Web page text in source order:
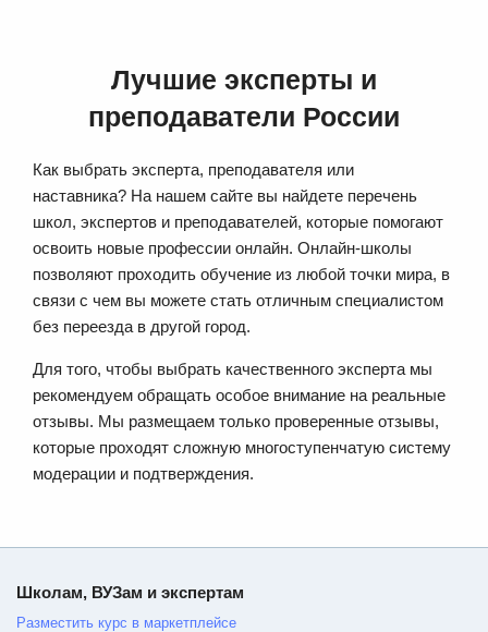
Лучшие эксперты и
преподаватели России
Как выбрать эксперта, преподавателя или
наставника? На нашем сайте вы найдете перечень
школ, экспертов и преподавателей, которые помогают
освоить новые профессии онлайн. Онлайн-школы
позволяют проходить обучение из любой точки мира, в
связи с чем вы можете стать отличным специалистом
без переезда в другой город.
Для того, чтобы выбрать качественного эксперта мы
рекомендуем обращать особое внимание на реальные
отзывы. Мы размещаем только проверенные отзывы,
которые проходят сложную многоступенчатую систему
модерации и подтверждения.
Школам, ВУЗам и экспертам
Разместить курс в маркетплейсе